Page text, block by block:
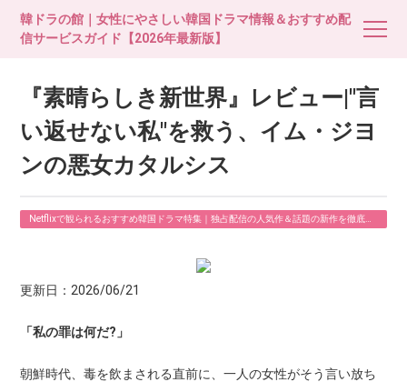
韓ドラの館｜女性にやさしい韓国ドラマ情報＆おすすめ配
信サービスガイド【2026年最新版】
『素晴らしき新世界』レビュー|"言
い返せない私"を救う、イム・ジヨ
ンの悪女カタルシス
Netflixで観られるおすすめ韓国ドラマ特集｜独占配信の人気作＆話題の新作を徹底ガ
更新日：2026/06/21
「私の罪は何だ?」
朝鮮時代、毒を飲まされる直前に、一人の女性がそう言い放ち